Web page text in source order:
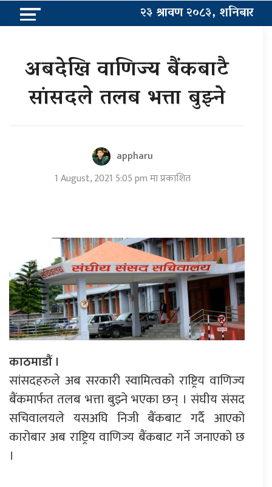
२३ श्रावण २०८३, शनिबार
अबदेखि वाणिज्य बैंकबाटै
सांसदले तलब भत्ता बुझ्ने
appharu
1 August, 2021 5:05 pm मा प्रकाशित
काठमाडौं ।
सांसदहरुले अब सरकारी स्वामित्वको राष्ट्रिय वाणिज्य
बैंकमार्फत तलब भत्ता बुझ्ने भएका छन् । संघीय संसद
सचिवालयले यसअघि निजी बैंकबाट गर्दै आएको
कारोबार अब राष्ट्रिय वाणिज्य बैंकबाट गर्ने जनाएको छ
।